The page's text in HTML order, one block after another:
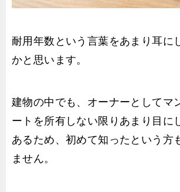
耐用年数という言葉をあまり耳に
かと思います。
建物の中でも、オーナーとしてマ
ートを所有しない限りあまり目に
あるため、初めて知ったという方
ません。